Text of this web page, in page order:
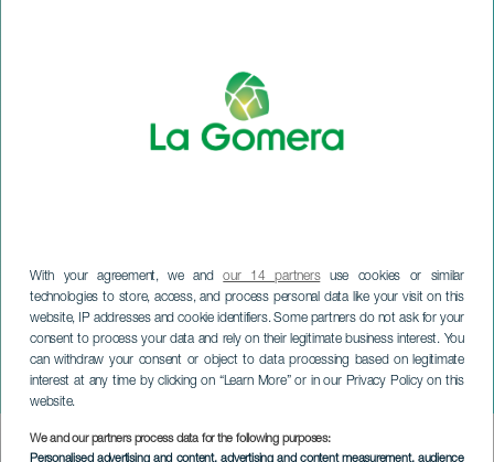
With your agreement, we andour 14 partnersuse cookies or similar
technologies to store, access, and process personal data like your visit on this
website, IP addresses and cookie identifiers. Some partners do not ask for your
consent to process your data and rely on their legitimate business interest. You
can withdraw your consent or object to data processing based on legitimate
interest at any time by clicking on “Learn More” or in our Privacy Policy on this
website.
We and our partners process data for the following purposes:
Personalised advertising and content, advertising and content measurement, audience
Dekonstrukcja piękna we
mnie
LA GOMERA
Imagen